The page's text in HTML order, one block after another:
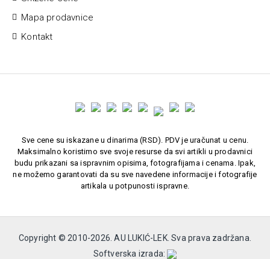
Mapa prodavnice
Kontakt
Sve cene su iskazane u dinarima (RSD). PDV je uračunat u cenu.
Maksimalno koristimo sve svoje resurse da svi artikli u prodavnici
budu prikazani sa ispravnim opisima, fotografijama i cenama. Ipak,
ne možemo garantovati da su sve navedene informacije i fotografije
artikala u potpunosti ispravne.
Copyright © 2010-2026. AU LUKIĆ-LEK. Sva prava zadržana.
Softverska izrada: